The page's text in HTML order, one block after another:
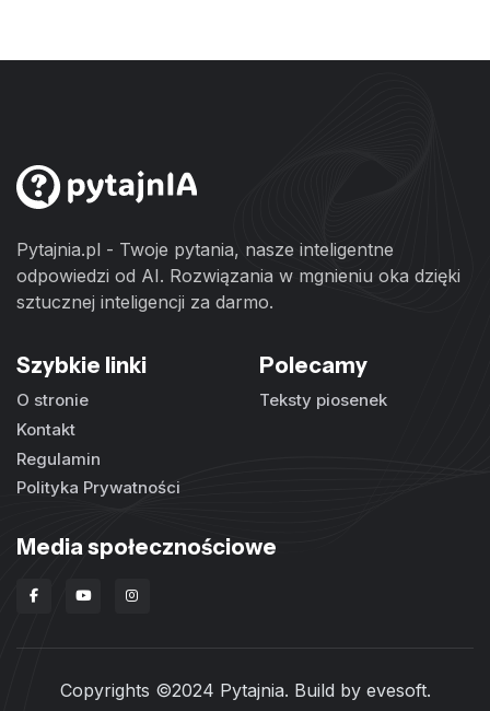
Pytajnia.pl - Twoje pytania, nasze inteligentne
odpowiedzi od AI. Rozwiązania w mgnieniu oka dzięki
sztucznej inteligencji za darmo.
Szybkie linki
O stronie
Kontakt
Regulamin
Polityka Prywatności
Polecamy
Teksty piosenek
Media społecznościowe
Copyrights ©2024 Pytajnia. Build by evesoft.